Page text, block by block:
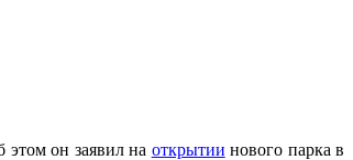
он заявил на открытии нового парка в